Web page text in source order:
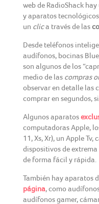
web de RadioShack
y aparatos
un clica través de las
Desde teléfonos
audífonos, bocinas
son algunos de los
medio de las compras
observar en detalle las
comprar en segundos,
Algunos aparatos
computadoras Apple,
11, Xs, Xr), un Apple Tv,
dispositivos de
de forma fácil y rápida.
También hay aparatos
página, como
audífonos gamer,